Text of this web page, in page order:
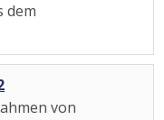
dem
von